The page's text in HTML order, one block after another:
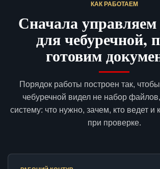
КАК РАБОТАЕМ
Сначала
для чебуречной,
готовим
Порядок работы построен так,
чебуречной видел не набор
систему: что нужно, зачем, кто ведет и
при проверке.